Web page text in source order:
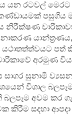
රටවල් මෙරට
පසුගිය
නිරීක්ෂණ
යථාතත්ත්වයට පත්
අරමුණ
සාගර සුනාමි
විශාල
බලපෑම අවම කර
කිරීම සදහා